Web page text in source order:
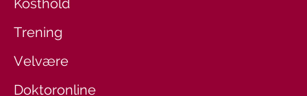
Kosthold
Trening
Velvære
Doktoronline